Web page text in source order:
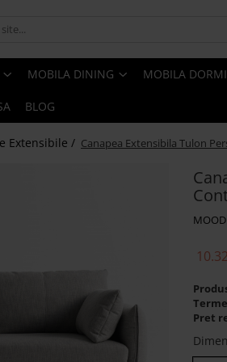
MOBILA DINING MOBILA
BLOG
Extensibile / Canapea Extensibila Tulon
MOOD
Pret